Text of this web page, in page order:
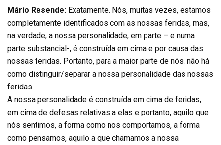
Mário Resende: Exatamente. Nós, muitas vezes, estamos
completamente identificados com as nossas feridas, mas,
na verdade, a nossa personalidade, em parte – e numa
parte substancial-, é construída em cima e por causa das
nossas feridas. Portanto, para a maior parte de nós, não há
como distinguir/separar a nossa personalidade das nossas
feridas.
A nossa personalidade é construída em cima de feridas,
em cima de defesas relativas a elas e portanto, aquilo que
nós sentimos, a forma como nos comportamos, a forma
como pensamos, aquilo a que chamamos a nossa